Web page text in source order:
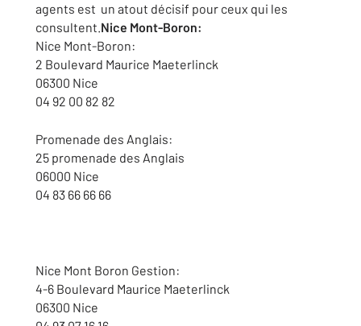
agents est un atout décisif pour ceux qui les
consultent.Nice Mont-Boron:
Nice Mont-Boron:
2 Boulevard Maurice Maeterlinck
06300 Nice
04 92 00 82 82
Promenade des Anglais:
25 promenade des Anglais
06000 Nice
04 83 66 66 66
Nice Mont Boron Gestion:
4-6 Boulevard Maurice Maeterlinck
06300 Nice